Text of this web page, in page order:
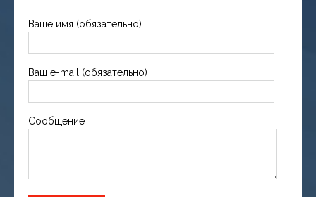
Ваше имя (обязательно)
Ваш e-mail (обязательно)
Сообщение